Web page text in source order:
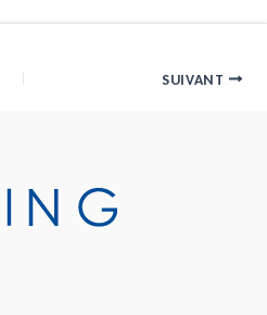
SUIVANT